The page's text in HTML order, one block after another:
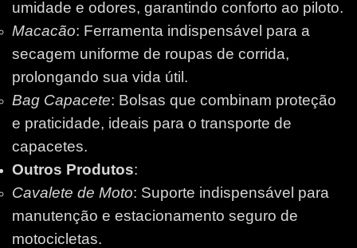
umidade e odores, garantindo conforto ao piloto.
Macacão: Ferramenta indispensável para a
secagem uniforme de roupas de corrida,
prolongando sua vida útil.
Bag Capacete: Bolsas que combinam proteção
e praticidade, ideais para o transporte de
capacetes.
Outros Produtos:
Cavalete de Moto: Suporte indispensável para
manutenção e estacionamento seguro de
motocicletas.